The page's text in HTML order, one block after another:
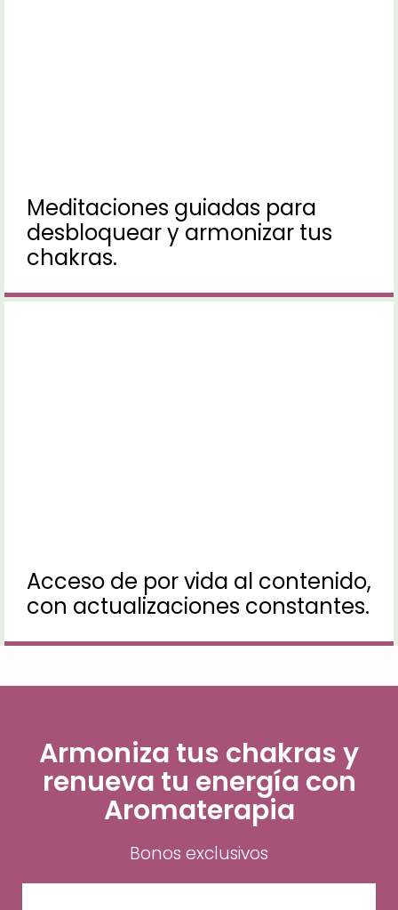
Meditaciones guiadas para
desbloquear y armonizar tus
chakras.
Acceso de por vida al contenido,
con actualizaciones constantes.
Armoniza tus chakras y
renueva tu energía con
Aromaterapia
Bonos exclusivos